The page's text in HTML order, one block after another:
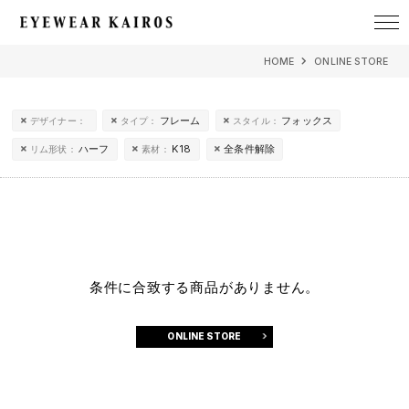
HOME ONLINE STORE
デザイナー： タイプ： フレーム スタイル： フォックス
リム形状： ハーフ 素材： K18 全条件解除
条件に合致する商品がありません。
ONLINE STORE